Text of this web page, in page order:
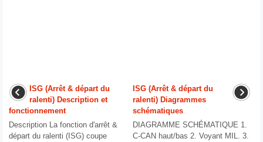
ISG (Arrêt & départ du
ralenti) Description et
fonctionnement
Description La fonction d'arrêt &
départ du ralenti (ISG) coupe
ISG (Arrêt & départ du
ralenti) Diagrammes
schématiques
DIAGRAMME SCHÉMATIQUE 1.
C-CAN haut/bas 2. Voyant MIL. 3.